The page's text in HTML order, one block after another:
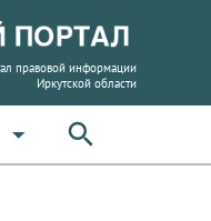
правовой информации
Иркутской области
arrow_drop_down